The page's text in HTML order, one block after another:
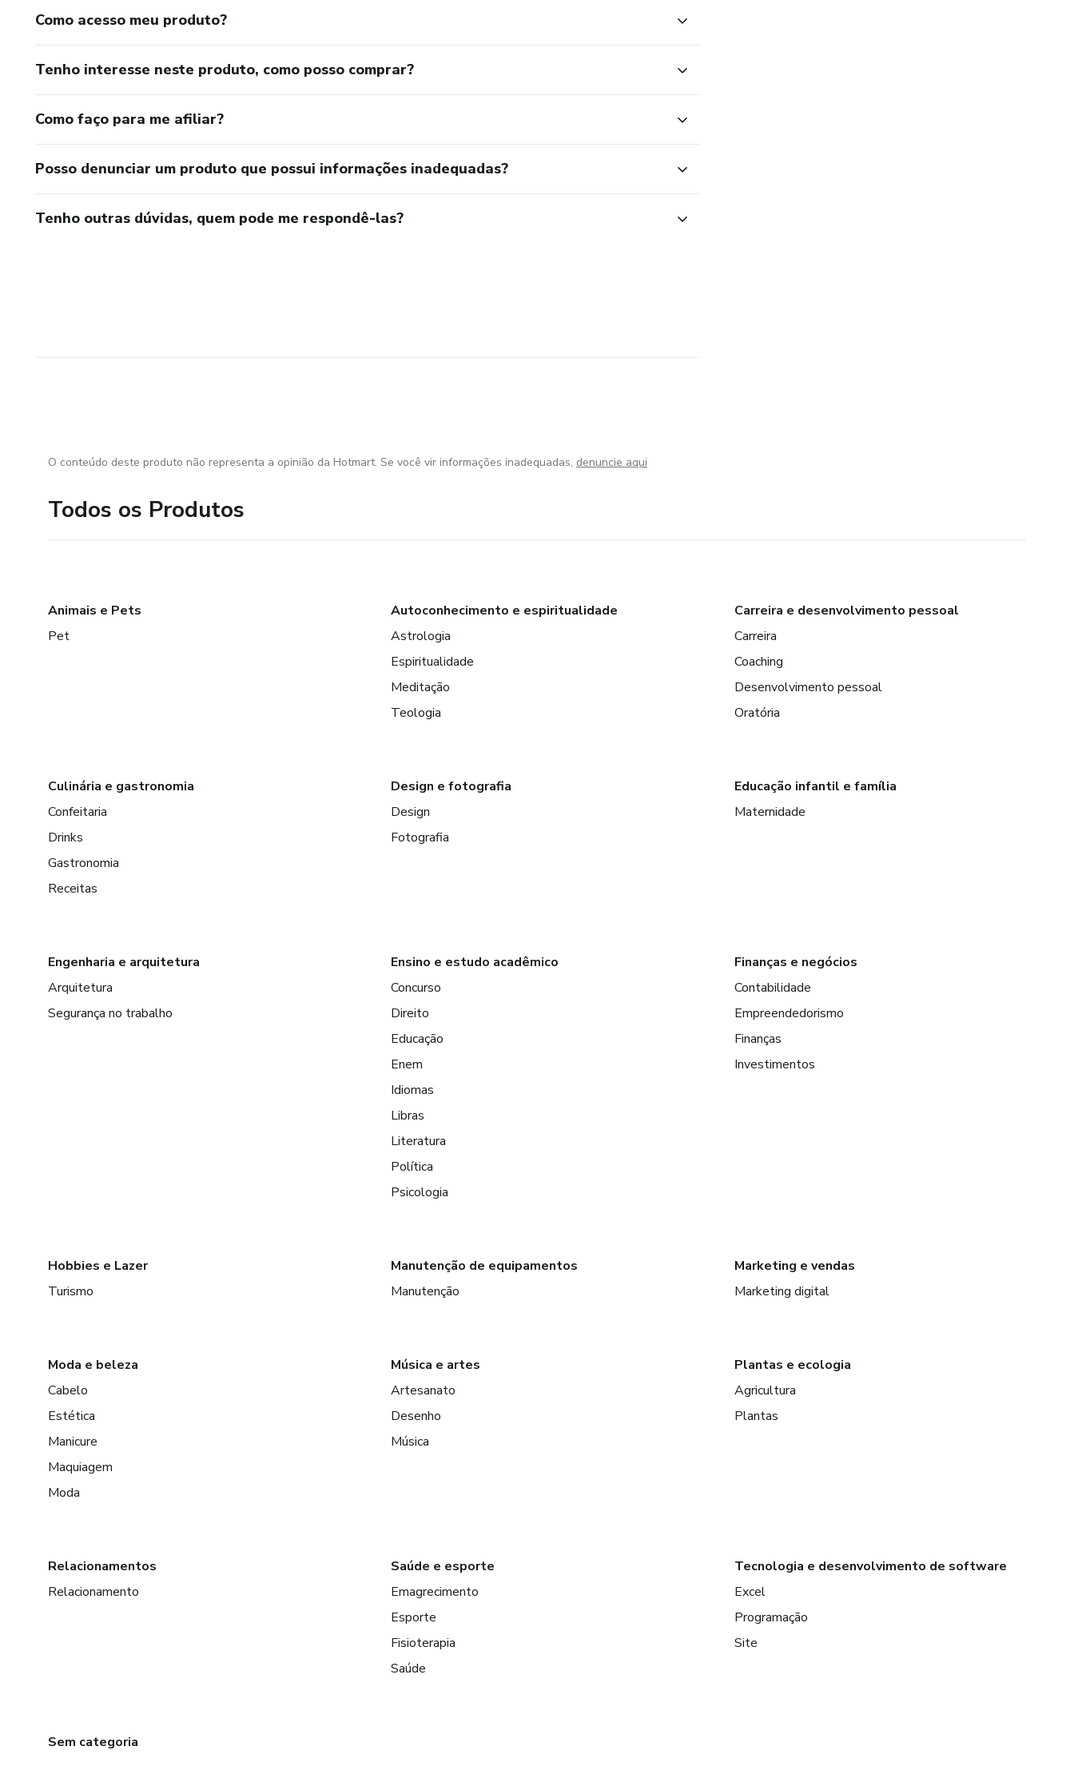
Como acesso meu produto?
Tenho interesse neste produto, como posso comprar?
Como faço para me afiliar?
Posso denunciar um produto que possui informações inadequadas?
Tenho outras dúvidas, quem pode me respondê-las?
O conteúdo deste produto não representa a opinião da Hotmart. Se você vir informações inadequadas, denuncie aqui
Todos os Produtos
Animais e Pets
Pet
Autoconhecimento e espiritualidade
Astrologia
Espiritualidade
Meditação
Teologia
Carreira e desenvolvimento pessoal
Carreira
Coaching
Desenvolvimento pessoal
Oratória
Culinária e gastronomia
Confeitaria
Drinks
Gastronomia
Receitas
Design e fotografia
Design
Fotografia
Educação infantil e família
Maternidade
Engenharia e arquitetura
Arquitetura
Segurança no trabalho
Ensino e estudo acadêmico
Concurso
Direito
Educação
Enem
Idiomas
Libras
Literatura
Política
Psicologia
Finanças e negócios
Contabilidade
Empreendedorismo
Finanças
Investimentos
Hobbies e Lazer
Turismo
Manutenção de equipamentos
Manutenção
Marketing e vendas
Marketing digital
Moda e beleza
Cabelo
Estética
Manicure
Maquiagem
Moda
Música e artes
Artesanato
Desenho
Música
Plantas e ecologia
Agricultura
Plantas
Relacionamentos
Relacionamento
Saúde e esporte
Emagrecimento
Esporte
Fisioterapia
Saúde
Tecnologia e desenvolvimento de software
Excel
Programação
Site
Sem categoria